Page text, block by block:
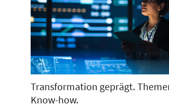
Transformation geprägt.
Know-how.